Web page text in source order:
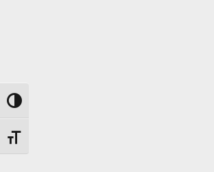
Alternar alto contraste
Alternar tamaño de letra